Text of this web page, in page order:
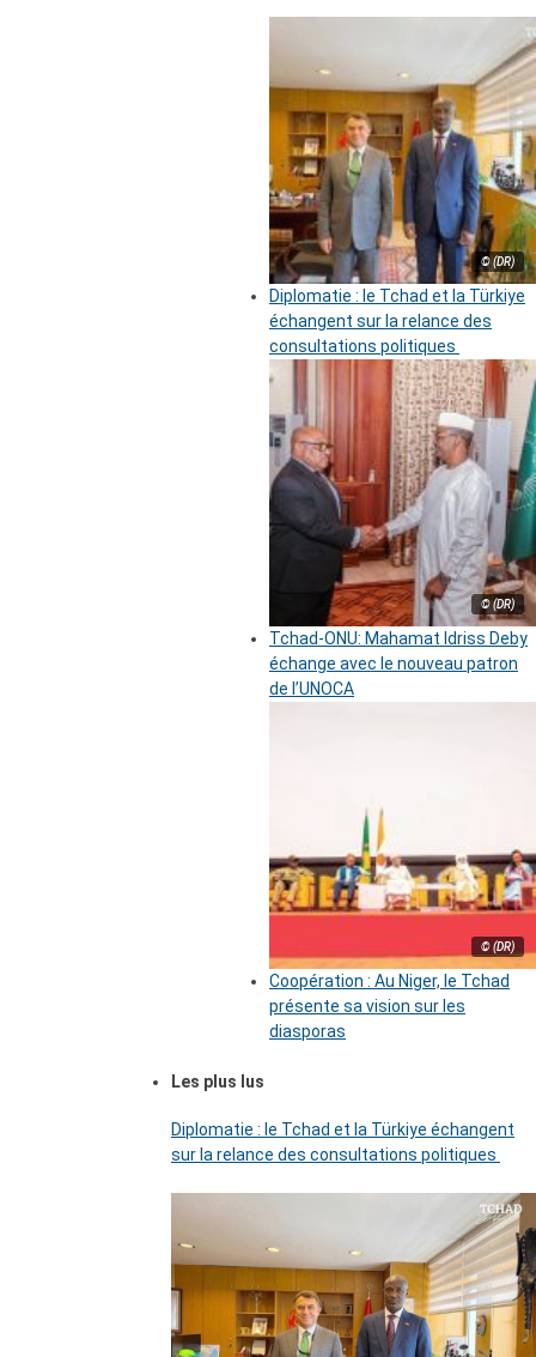
© (DR)
Diplomatie : le Tchad et la Türkiye
échangent sur la relance des
consultations politiques
© (DR)
Tchad-ONU: Mahamat Idriss Deby
échange avec le nouveau patron
de l’UNOCA
© (DR)
Coopération : Au Niger, le Tchad
présente sa vision sur les
diasporas
Les plus lus
Diplomatie : le Tchad et la Türkiye échangent
sur la relance des consultations politiques